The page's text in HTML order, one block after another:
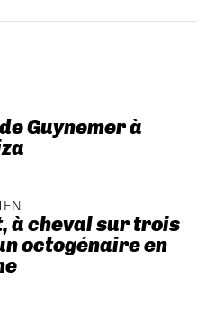
Guynemer à
à cheval sur trois
octogénaire en